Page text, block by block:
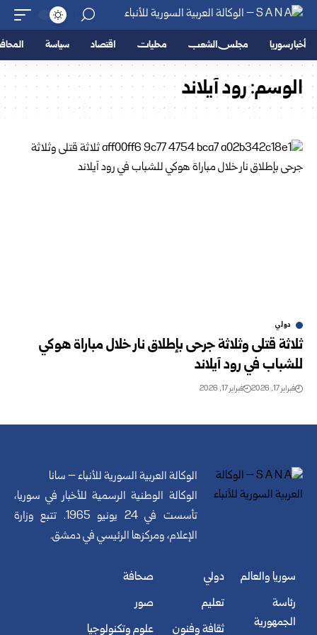
أخبار سوريا مجلس الشعب محليات اقتصاد سياسة
الوسم:رود آيلاند
دولي
ثلاثة قتلى وثلاثة جرحى بإطلاق نار خلال مباراة هوكي
للشباب في رود آيلاند
فبراير 17, 2026 فبراير 17, 2026
الوكالة العربية السورية للأنباء – سانا
الوكالة الوطنية الرسمية للأخبار في سوريا،
تأسست في 24 يونيو 1965. تتبع وزارة
الإعلام، ومركزها الرئيسي في دمشق.
سوريا والعالم
رئاسة
الجمهورية
دولي
تعليم
ثقافة وفنون
صحافة
صور
علوم وتكنولوجيا